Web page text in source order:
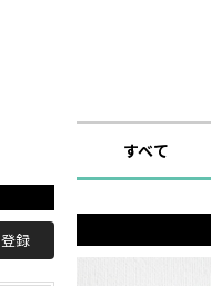
登録
すべて